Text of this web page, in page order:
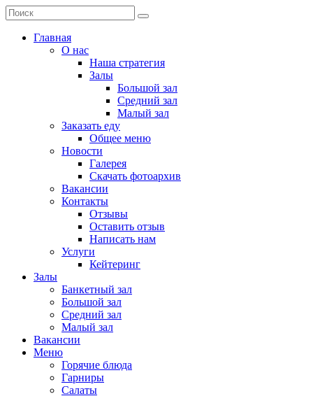
Главная
О нас
Наша стратегия
Залы
Большой зал
Средний зал
Малый зал
Заказать еду
Общее меню
Новости
Галерея
Скачать фотоархив
Вакансии
Контакты
Отзывы
Оставить отзыв
Написать нам
Услуги
Кейтеринг
Залы
Банкетный зал
Большой зал
Средний зал
Малый зал
Вакансии
Меню
Горячие блюда
Гарниры
Салаты